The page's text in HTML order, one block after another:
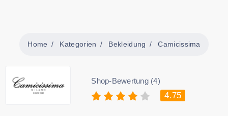
Home Kategorien Bekleidung Camicissima
Shop-Bewertung (4)
4.75